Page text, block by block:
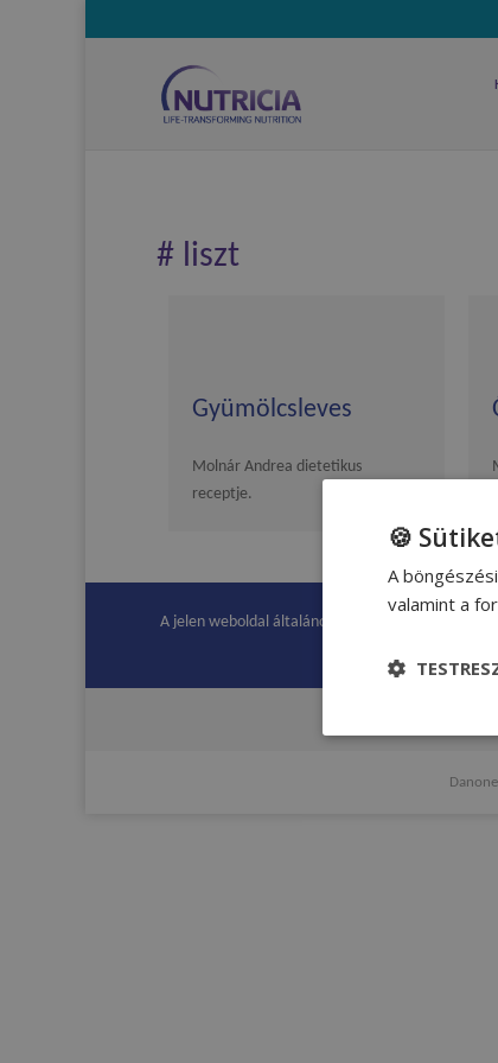
# liszt
Gyümölcsleves
Molnár Andrea dietetikus
receptje.
A jelen weboldal általános információkat
🍪
A
valamint a